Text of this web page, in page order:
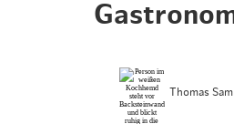
Thomas